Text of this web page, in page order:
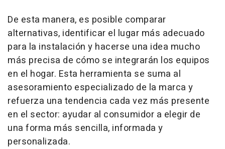
De esta manera, es posible comparar
alternativas, identificar el lugar más adecuado
para la instalación y hacerse una idea mucho
más precisa de cómo se integrarán los equipos
en el hogar. Esta herramienta se suma al
asesoramiento especializado de la marca y
refuerza una tendencia cada vez más presente
en el sector: ayudar al consumidor a elegir de
una forma más sencilla, informada y
personalizada.